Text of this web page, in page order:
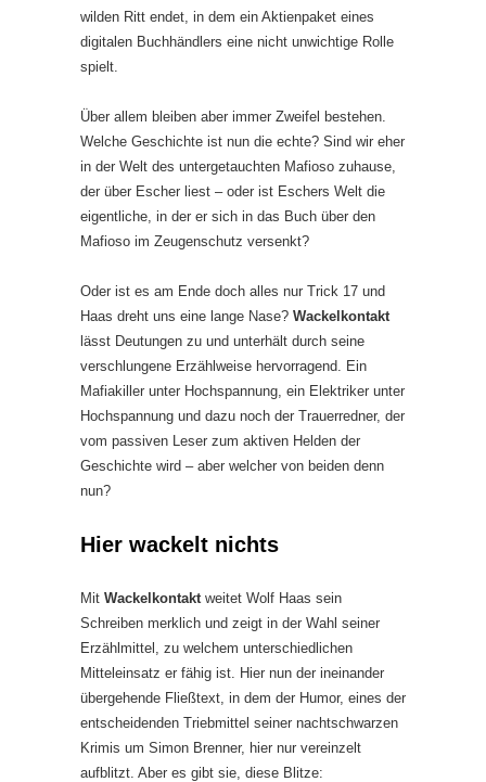
wilden Ritt endet, in dem ein Aktienpaket eines
digitalen Buchhändlers eine nicht unwichtige Rolle
spielt.
Über allem bleiben aber immer Zweifel bestehen.
Welche Geschichte ist nun die echte? Sind wir eher
in der Welt des untergetauchten Mafioso zuhause,
der über Escher liest – oder ist Eschers Welt die
eigentliche, in der er sich in das Buch über den
Mafioso im Zeugenschutz versenkt?
Oder ist es am Ende doch alles nur Trick 17 und
Haas dreht uns eine lange Nase? Wackelkontakt
lässt Deutungen zu und unterhält durch seine
verschlungene Erzählweise hervorragend. Ein
Mafiakiller unter Hochspannung, ein Elektriker unter
Hochspannung und dazu noch der Trauerredner, der
vom passiven Leser zum aktiven Helden der
Geschichte wird – aber welcher von beiden denn
nun?
Hier wackelt nichts
Mit Wackelkontakt weitet Wolf Haas sein
Schreiben merklich und zeigt in der Wahl seiner
Erzählmittel, zu welchem unterschiedlichen
Mitteleinsatz er fähig ist. Hier nun der ineinander
übergehende Fließtext, in dem der Humor, eines der
entscheidenden Triebmittel seiner nachtschwarzen
Krimis um Simon Brenner, hier nur vereinzelt
aufblitzt. Aber es gibt sie, diese Blitze: